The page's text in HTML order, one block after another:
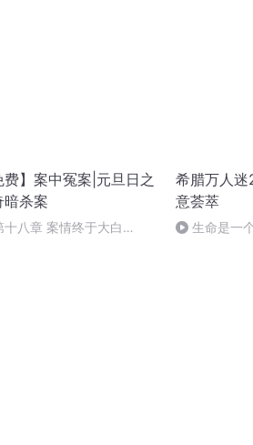
费】案中冤案|元旦日之
暗杀案
十八章 案情终于大白
希腊万人
意荟萃
生命是一